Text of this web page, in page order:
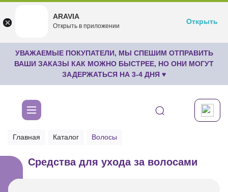
undefined
Бесплатноru.aravia.new
Открыть
УВАЖАЕМЫЕ ПОКУПАТЕЛИ, МЫ СПЕШИМ ОТПРАВИТЬ
ВАШИ ЗАКАЗЫ КАК МОЖНО БЫСТРЕЕ, НО ОНИ МОГУТ
ЗАДЕРЖАТЬСЯ НА 3-4 ДНЯ ♥
Главная Каталог Волосы
Средства для ухода за волосами
ARAVIA
Открыть в приложении
Открыть